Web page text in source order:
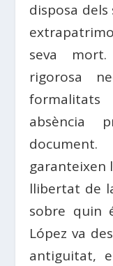
disposa
seva
rigorosa
absència
garanteixen
llibertat de
sobre quin
López va
antiguitat,